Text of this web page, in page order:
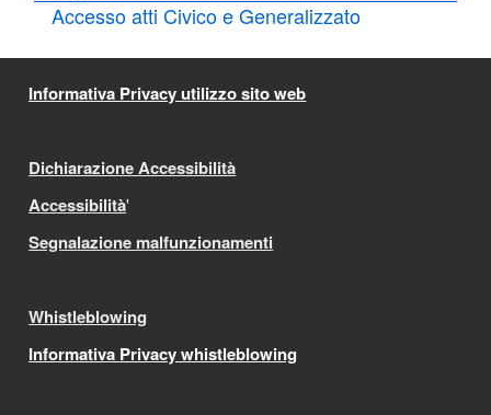
Accesso atti Civico e Generalizzato
Informativa Privacy utilizzo sito web
Dichiarazione Accessibilità
Accessibilità'
Segnalazione malfunzionamenti
Whistleblowing
Informativa Privacy whistleblowing